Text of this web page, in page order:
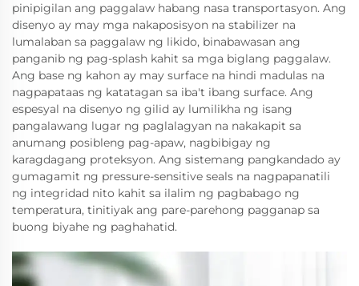
pinipigilan ang paggalaw habang nasa transportasyon. Ang
disenyo ay may mga nakaposisyon na stabilizer na
lumalaban sa paggalaw ng likido, binabawasan ang
panganib ng pag-splash kahit sa mga biglang paggalaw.
Ang base ng kahon ay may surface na hindi madulas na
nagpapataas ng katatagan sa iba't ibang surface. Ang
espesyal na disenyo ng gilid ay lumilikha ng isang
pangalawang lugar ng paglalagyan na nakakapit sa
anumang posibleng pag-apaw, nagbibigay ng
karagdagang proteksyon. Ang sistemang pangkandado ay
gumagamit ng pressure-sensitive seals na nagpapanatili
ng integridad nito kahit sa ilalim ng pagbabago ng
temperatura, tinitiyak ang pare-parehong pagganap sa
buong biyahe ng paghahatid.